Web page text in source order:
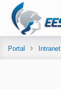
Portal Intranet